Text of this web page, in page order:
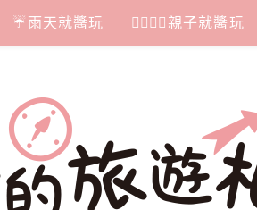
☔雨天就醬玩 👩‍❤‍💋‍👨親子就醬玩